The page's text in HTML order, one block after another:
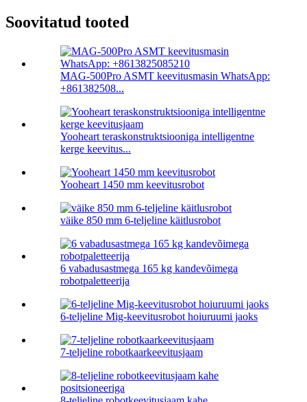
Soovitatud tooted
MAG-500Pro ASMT keevitusmasin WhatsApp:
+861382508...
Yooheart teraskonstruktsiooniga intelligentne
kerge keevitus...
Yooheart 1450 mm keevitusrobot
väike 850 mm 6-teljeline käitlusrobot
6 vabadusastmega 165 kg kandevõimega
robotpaletteerija
6-teljeline Mig-keevitusrobot hoiuruumi jaoks
7-teljeline robotkaarkeevitusjaam